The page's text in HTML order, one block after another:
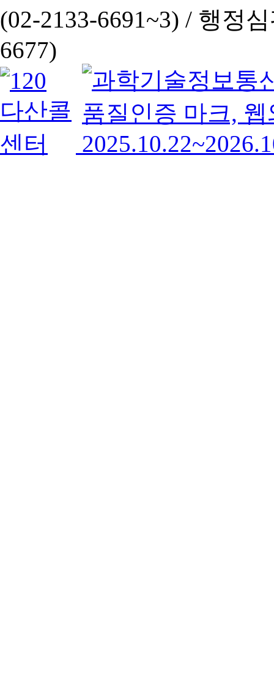
(02-2133-6691~3) / 행정심
6677)